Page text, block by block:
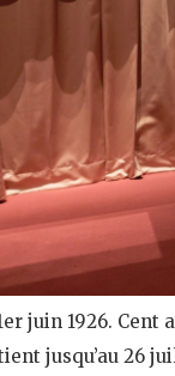
juin 1926. Cent
jusqu’au 26